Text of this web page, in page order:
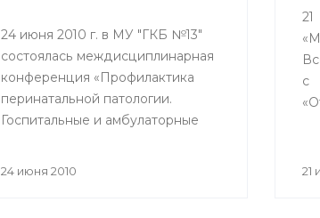
в лечении урогенитальных
инфекционных
заболеваний"
24 июня 2010 г. в МУ "ГКБ №13"
состоялась междисциплинарная
конференция «Профилактика
перинатальной патологии.
Госпитальные и амбулаторные
24 июня 2010
с
21